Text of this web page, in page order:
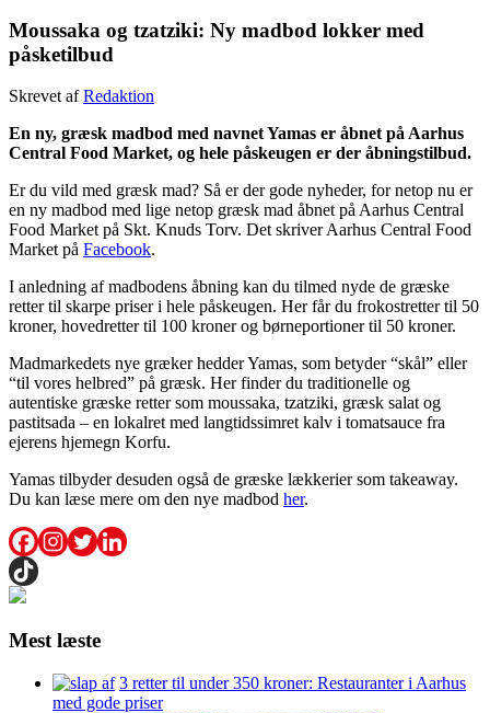
Moussaka og tzatziki: Ny madbod lokker med
påsketilbud
Skrevet afRedaktion
En ny, græsk madbod med navnet Yamas er åbnet på Aarhus
Central Food Market, og hele påskeugen er der åbningstilbud.
Er du vild med græsk mad? Så er der gode nyheder, for netop nu er
en ny madbod med lige netop græsk mad åbnet på Aarhus Central
Food Market på Skt. Knuds Torv. Det skriver Aarhus Central Food
Market på Facebook.
I anledning af madbodens åbning kan du tilmed nyde de græske
retter til skarpe priser i hele påskeugen. Her får du frokostretter til 50
kroner, hovedretter til 100 kroner og børneportioner til 50 kroner.
Madmarkedets nye græker hedder Yamas, som betyder “skål” eller
“til vores helbred” på græsk. Her finder du traditionelle og
autentiske græske retter som moussaka, tzatziki, græsk salat og
pastitsada – en lokalret med langtidssimret kalv i tomatsauce fra
ejerens hjemegn Korfu.
Yamas tilbyder desuden også de græske lækkerier som takeaway.
Du kan læse mere om den nye madbod her.
Mest læste
3 retter til under 350 kroner: Restauranter i Aarhus
med gode priser